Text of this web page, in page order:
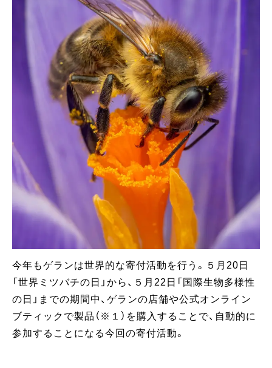
今年もゲランは世界的な寄付活動を行う。５月20日
「世界ミツバチの日」から、５月22日「国際生物多様性
の日」までの期間中、ゲランの店舗や公式オンライン
ブティックで製品（※１）を購入することで、自動的に
参加することになる今回の寄付活動。